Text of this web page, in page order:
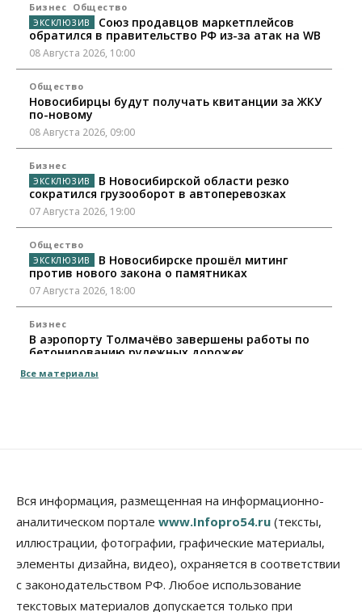
Бизнес Общество
Союз продавцов маркетплейсов
обратился в правительство РФ из-за атак на WB
08 Августа 2026, 10:00
Общество
Новосибирцы будут получать квитанции за ЖКУ
по-новому
08 Августа 2026, 09:00
Бизнес
В Новосибирской области резко
сократился грузооборот в автоперевозках
07 Августа 2026, 19:00
Общество
В Новосибирске прошёл митинг
против нового закона о памятниках
07 Августа 2026, 18:00
Бизнес
В аэропорту Толмачёво завершены работы по
бетонированию рулежных дорожек
07 Августа 2026, 17:00
Роспотребнадзор изъял почти полторы тонны
мяса в Новосибирской области
07 Августа 2026, 15:00
Финансы
Расходы новосибирцев на спорт выросли на 40%
за полгода
07 Августа 2026, 14:35
Все материалы
Вся информация, размещенная на информационно-
аналитическом портале www.Infopro54.ru (тексты,
иллюстрации, фотографии, графические материалы,
элементы дизайна, видео), охраняется в соответствии
с законодательством РФ. Любое использование
текстовых материалов допускается только при